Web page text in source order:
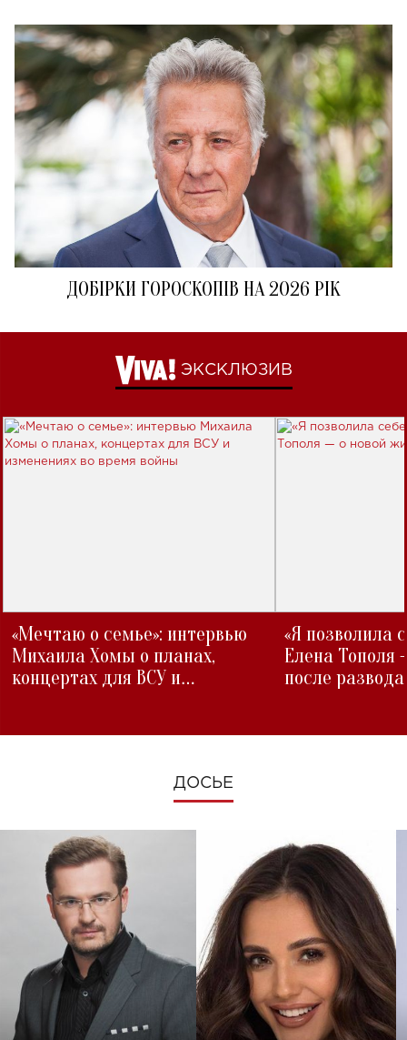
ДОБІРКИ ГОРОСКОПІВ НА 2026 РІК
ЭКСКЛЮЗИВ
«Мечтаю о семье»: интервью
Михаила Хомы о планах,
концертах для ВСУ и
«Я позволила
Елена Тополя
после развода
ДОСЬЕ